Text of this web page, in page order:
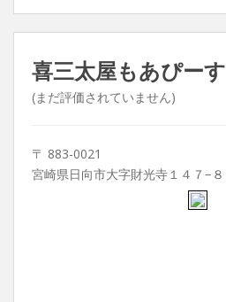
喜三太屋もあぴーす
(まだ評価されていません)
〒 883-0021
宮崎県日向市大字財光寺１４７−８